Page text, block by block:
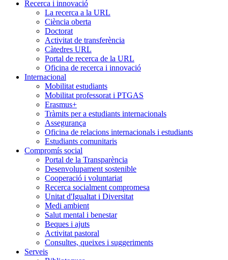
Recerca i innovació
La recerca a la URL
Ciència oberta
Doctorat
Activitat de transferència
Càtedres URL
Portal de recerca de la URL
Oficina de recerca i innovació
Internacional
Mobilitat estudiants
Mobilitat professorat i PTGAS
Erasmus+
Tràmits per a estudiants internacionals
Assegurança
Oficina de relacions internacionals i estudiants
Estudiants comunitaris
Compromís social
Portal de la Transparència
Desenvolupament sostenible
Cooperació i voluntariat
Recerca socialment compromesa
Unitat d'Igualtat i Diversitat
Medi ambient
Salut mental i benestar
Beques i ajuts
Activitat pastoral
Consultes, queixes i suggeriments
Serveis